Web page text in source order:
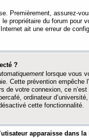
Premièrement, assurez-
propriétaire du forum pour
ait une erreur de
?
lorsque vous
Cette prévention empêche
de votre connexion, ce
ordinateur
cette fonctionnalité.
apparaisse dans